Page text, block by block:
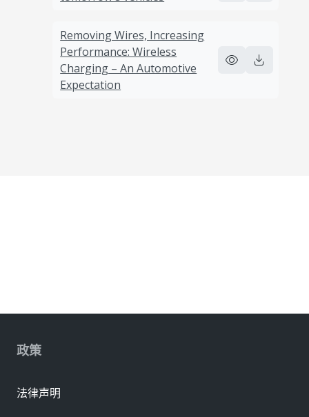
Removing Wires, Increasing
Performance: Wireless
Charging – An Automotive
Expectation
政策
法律声明